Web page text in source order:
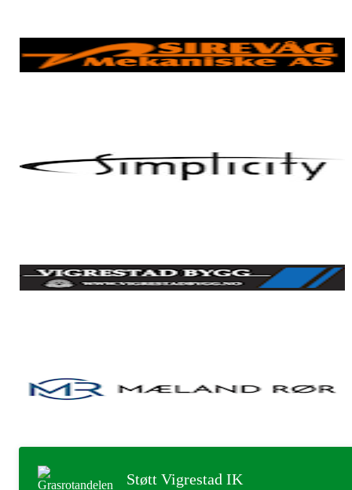
Støtt Vigrestad IK